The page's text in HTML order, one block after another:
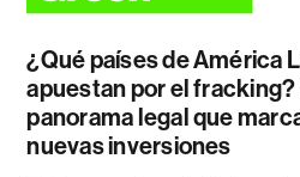
¿Qué países de América
apuestan por el fracking?
panorama legal que
nuevas inversiones